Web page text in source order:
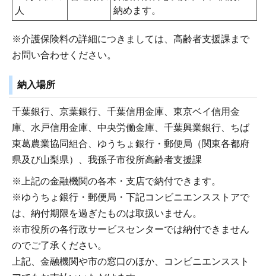
人
納めます。
※介護保険料の詳細につきましては、高齢者支援課まで
お問い合わせください。
納入場所
千葉銀行、京葉銀行、千葉信用金庫、東京ベイ信用金
庫、水戸信用金庫、中央労働金庫、千葉興業銀行、ちば
東葛農業協同組合、ゆうちょ銀行・郵便局（関東各都府
県及び山梨県）、我孫子市役所高齢者支援課
※上記の金融機関の各本・支店で納付できます。
※ゆうちょ銀行・郵便局・下記コンビニエンスストアで
は、納付期限を過ぎたものは取扱いません。
※市役所の各行政サービスセンターでは納付できません
のでご了承ください。
上記、金融機関や市の窓口のほか、コンビニエンススト